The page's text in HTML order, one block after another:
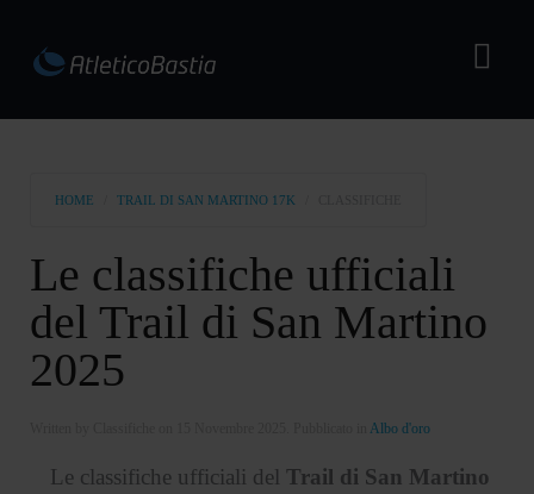
HOME TRAIL DI SAN MARTINO 17K
Le classifiche ufficiali
del Trail di San Martino
2025
Albo d'oro
Le classifiche ufficiali del Trail di San Martino